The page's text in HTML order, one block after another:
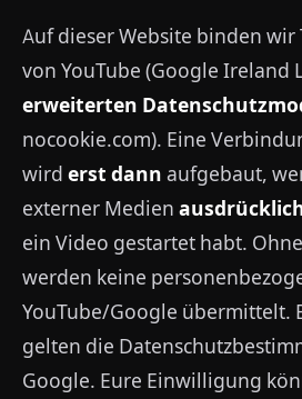
Auf dieser Website binden
von YouTube (Google Ireland
erweiterten
nocookie.com). Eine
wird erst dann aufgebaut,
externer Medien
ein Video gestartet habt.
werden keine
YouTube/Google übermittelt.
gelten die
Google. Eure Einwilligung